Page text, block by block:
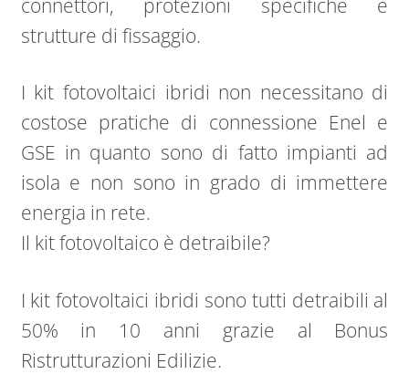
connettori, protezioni specifiche e
strutture di fissaggio.
I kit fotovoltaici ibridi non necessitano di
costose pratiche di connessione Enel e
GSE in quanto sono di fatto impianti ad
isola e non sono in grado di immettere
energia in rete.
Il kit fotovoltaico è detraibile?
I kit fotovoltaici ibridi sono tutti detraibili al
50% in 10 anni grazie al Bonus
Ristrutturazioni Edilizie.